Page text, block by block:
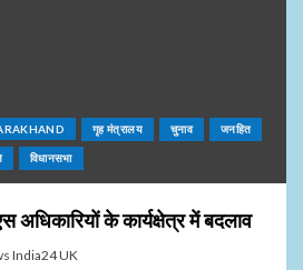
गृह मंत्रालय चुनाव जनहित
विधानसभा
अधिकारियों के कार्यक्षेत्र में बदलाव
India24 UK